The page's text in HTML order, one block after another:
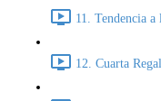
11. Tendencia
12. Cuarta